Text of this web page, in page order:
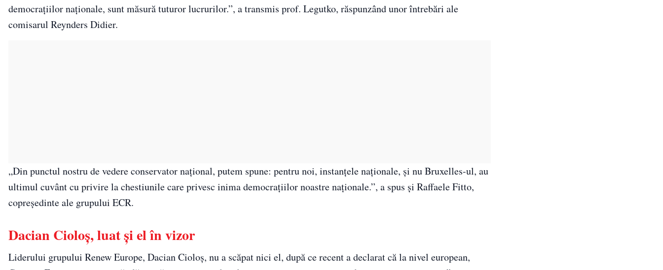
democrațiilor naționale, sunt măsură tuturor lucrurilor.”, a transmis prof. Legutko, răspunzând unor întrebări ale
comisarul Reynders Didier.
„Din punctul nostru de vedere conservator național, putem spune: pentru noi, instanțele naționale, și nu Bruxelles-ul, au
ultimul cuvânt cu privire la chestiunile care privesc inima democrațiilor noastre naționale.”, a spus și Raffaele Fitto,
copreședinte ale grupului ECR.
Dacian Cioloș, luat și el în vizor
Liderului grupului Renew Europe, Dacian Cioloș, nu a scăpat nici el, după ce recent a declarat că la nivel european,